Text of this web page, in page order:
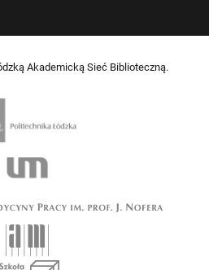
Akademicką Sieć Biblioteczną.